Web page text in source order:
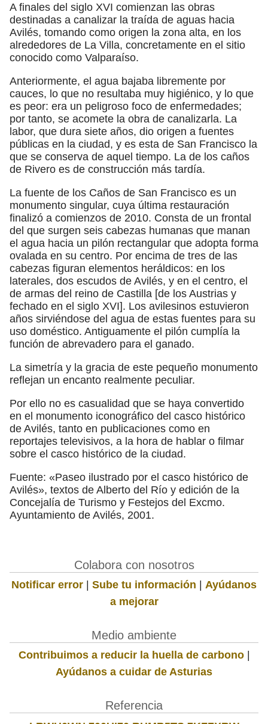
A finales del siglo XVI comienzan las obras
destinadas a canalizar la traída de aguas hacia
Avilés, tomando como origen la zona alta, en los
alrededores de La Villa, concretamente en el sitio
conocido como Valparaíso.
Anteriormente, el agua bajaba libremente por
cauces, lo que no resultaba muy higiénico, y lo que
es peor: era un peligroso foco de enfermedades;
por tanto, se acomete la obra de canalizarla. La
labor, que dura siete años, dio origen a fuentes
públicas en la ciudad, y es esta de San Francisco la
que se conserva de aquel tiempo. La de los caños
de Rivero es de construcción más tardía.
La fuente de los Caños de San Francisco es un
monumento singular, cuya última restauración
finalizó a comienzos de 2010. Consta de un frontal
del que surgen seis cabezas humanas que manan
el agua hacia un pilón rectangular que adopta forma
ovalada en su centro. Por encima de tres de las
cabezas figuran elementos heráldicos: en los
laterales, dos escudos de Avilés, y en el centro, el
de armas del reino de Castilla [de los Austrias y
fechado en el siglo XVI]. Los avilesinos estuvieron
años sirviéndose del agua de estas fuentes para su
uso doméstico. Antiguamente el pilón cumplía la
función de abrevadero para el ganado.
La simetría y la gracia de este pequeño monumento
reflejan un encanto realmente peculiar.
Por ello no es casualidad que se haya convertido
en el monumento iconográfico del casco histórico
de Avilés, tanto en publicaciones como en
reportajes televisivos, a la hora de hablar o filmar
sobre el casco histórico de la ciudad.
Fuente: «Paseo ilustrado por el casco histórico de
Avilés», textos de Alberto del Río y edición de la
Concejalía de Turismo y Festejos del Excmo.
Ayuntamiento de Avilés, 2001.
Colabora con nosotros
Notificar error | Sube tu información | Ayúdanos
a mejorar
Medio ambiente
Contribuimos a reducir la huella de carbono|
Ayúdanos a cuidar de Asturias
Referencia